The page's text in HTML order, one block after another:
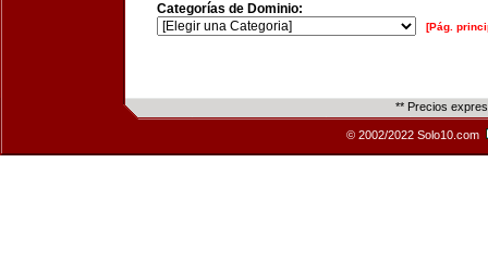
Categorías de Dominio:
[Pág.
** Precios
© 2002/2022 Solo10.com